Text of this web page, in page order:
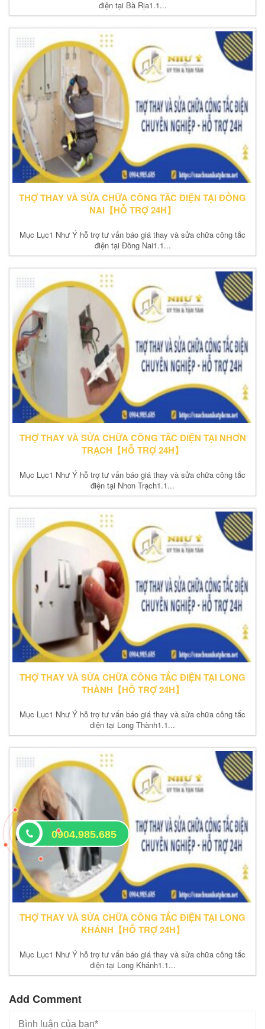
điện tại Bà Rịa1.1...
THỢ THAY VÀ SỬA CHỮA CÔNG TẮC ĐIỆN TẠI ĐỒNG
NAI【HỖ TRỢ 24H】
Mục Lục1 Như Ý hỗ trợ tư vấn báo giá thay và sửa chữa công tắc
điện tại Đồng Nai1.1...
THỢ THAY VÀ SỬA CHỮA CÔNG TẮC ĐIỆN TẠI NHƠN
TRẠCH【HỖ TRỢ 24H】
Mục Lục1 Như Ý hỗ trợ tư vấn báo giá thay và sửa chữa công tắc
điện tại Nhơn Trạch1.1...
THỢ THAY VÀ SỬA CHỮA CÔNG TẮC ĐIỆN TẠI LONG
THÀNH【HỖ TRỢ 24H】
Mục Lục1 Như Ý hỗ trợ tư vấn báo giá thay và sửa chữa công tắc
điện tại Long Thành1.1...
THỢ THAY VÀ SỬA CHỮA CÔNG TẮC ĐIỆN TẠI LONG
KHÁNH【HỖ TRỢ 24H】
Mục Lục1 Như Ý hỗ trợ tư vấn báo giá thay và sửa chữa công tắc
điện tại Long Khánh1.1...
Add Comment
0904.985.685